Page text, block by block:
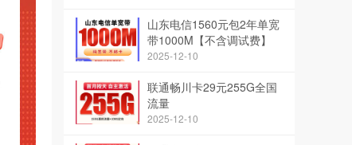
山东电信1560元包2年单宽
带1000M【不含调试费】
2025-12-10
联通畅川卡29元255G全国
流量
2025-12-10